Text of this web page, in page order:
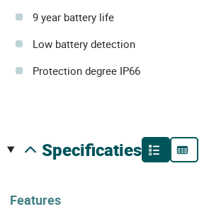
9 year battery life
Low battery detection
Protection degree IP66
specificaties
Features